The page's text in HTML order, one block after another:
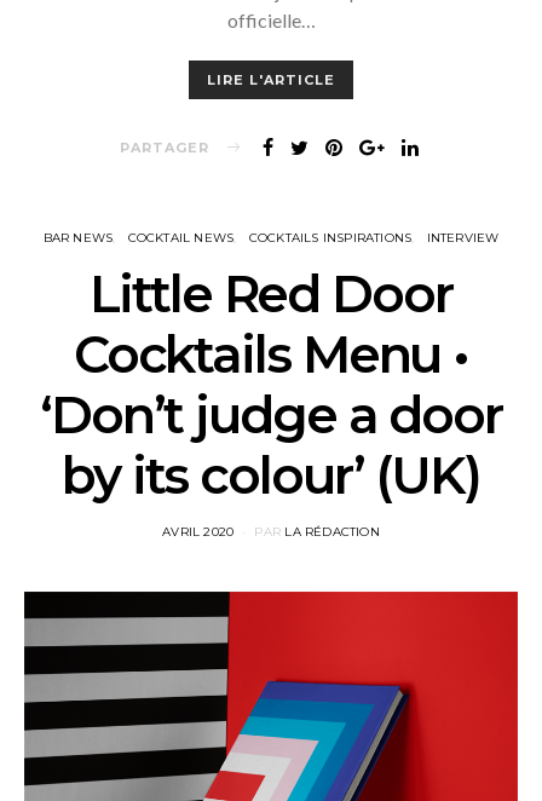
officielle…
LIRE L'ARTICLE
PARTAGER
BAR NEWS COCKTAIL NEWS COCKTAILS INSPIRATIONS INTERVIEW
Little Red Door
Cocktails Menu •
‘Don’t judge a door
by its colour’ (UK)
POSTED
AVRIL 2020 PAR LA RÉDACTION